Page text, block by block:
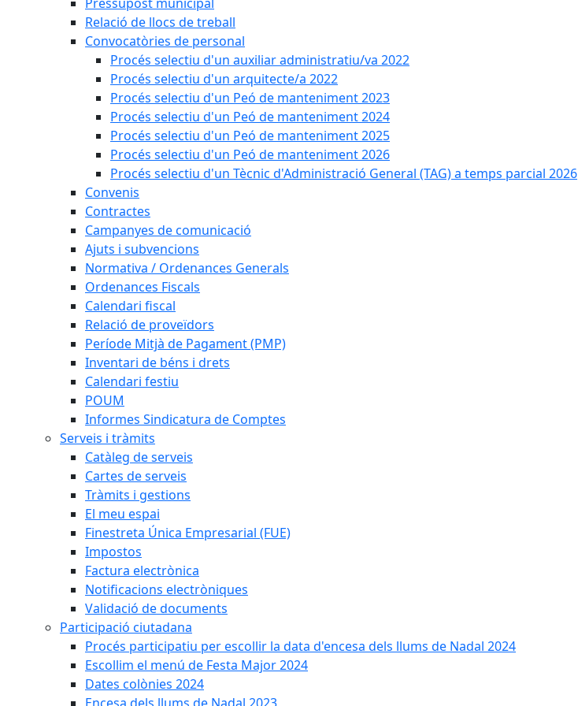
Relació de llocs de treball
Convocatòries de personal
Procés selectiu d'un auxiliar administratiu/va 2022
Procés selectiu d'un arquitecte/a 2022
Procés selectiu d'un Peó de manteniment 2023
Procés selectiu d'un Peó de manteniment 2024
Procés selectiu d'un Peó de manteniment 2025
Procés selectiu d'un Peó de manteniment 2026
Procés selectiu d'un Tècnic d'Administració General (TAG) a temps parcial 2026
Convenis
Contractes
Campanyes de comunicació
Ajuts i subvencions
Normativa / Ordenances Generals
Ordenances Fiscals
Calendari fiscal
Relació de proveïdors
Període Mitjà de Pagament (PMP)
Inventari de béns i drets
Calendari festiu
POUM
Informes Sindicatura de Comptes
Serveis i tràmits
Catàleg de serveis
Cartes de serveis
Tràmits i gestions
El meu espai
Finestreta Única Empresarial (FUE)
Impostos
Factura electrònica
Notificacions electròniques
Validació de documents
Participació ciutadana
Procés participatiu per escollir la data d'encesa dels llums de Nadal 2024
Escollim el menú de Festa Major 2024
Dates colònies 2024